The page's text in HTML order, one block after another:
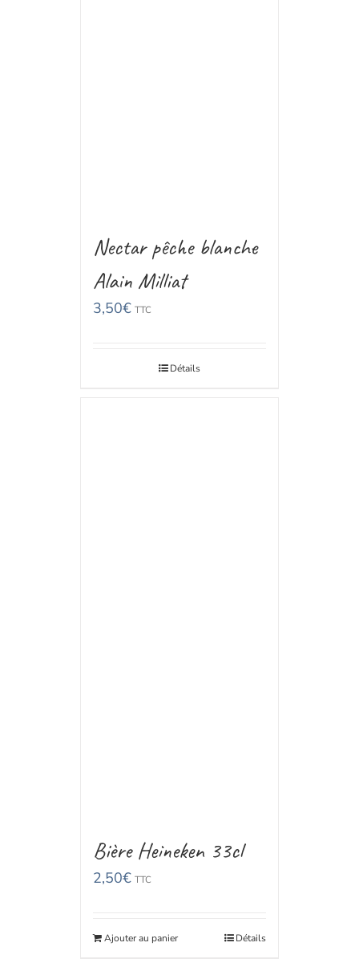
Nectar pêche blanche
Alain Milliat
3,50€ TTC
Détails
Bière Heineken 33cl
2,50€ TTC
Ajouter au panier Détails